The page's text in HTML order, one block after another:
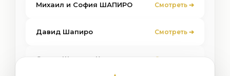
Михаил и София ШАПИРО Смотреть ➔
Давид Шапиро Смотреть ➔
Семья Шапиро-Кац Смотреть ➔